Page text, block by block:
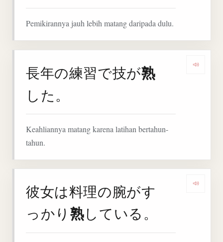
Pemikirannya jauh lebih matang daripada dulu.
長年の練習で技が熟
した。
Keahliannya matang karena latihan bertahun-
tahun.
彼女は料理の腕がす
っかり 熟している。